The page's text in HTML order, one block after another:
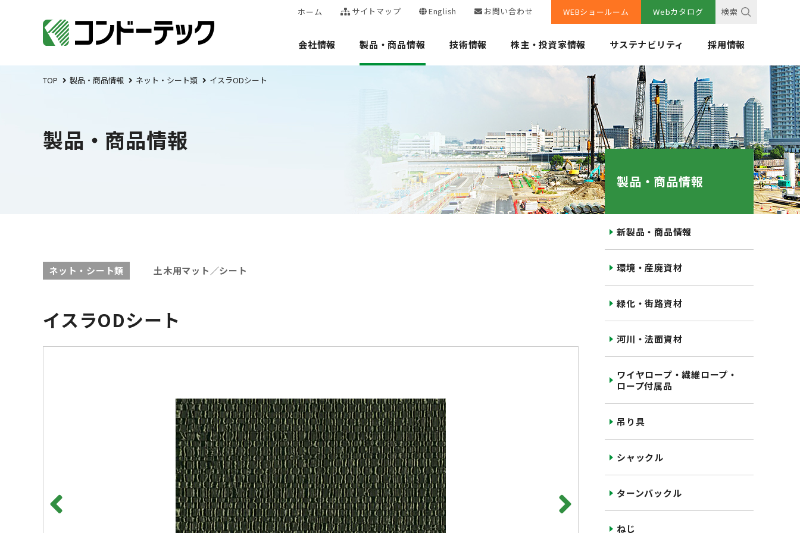
ホーム サイトマップ English お問い合わせ WEBショールーム Webカタログ 検索
会社情報 製品・商品情報 技術情報 株主・投資家情報 サステナビリティ 採用情報
TOP 製品・商品情報 ネット・シート類 イスラODシート
製品・商品情報
ネット・シート類 土木用マット／シート
イスラODシート
製品・商品情報
新製品・商品情報
環境・産廃資材
緑化・街路資材
河川・法面資材
ワイヤロープ・繊維ロープ・
ロープ付属品
吊り具
シャックル
ターンバックル
ねじ